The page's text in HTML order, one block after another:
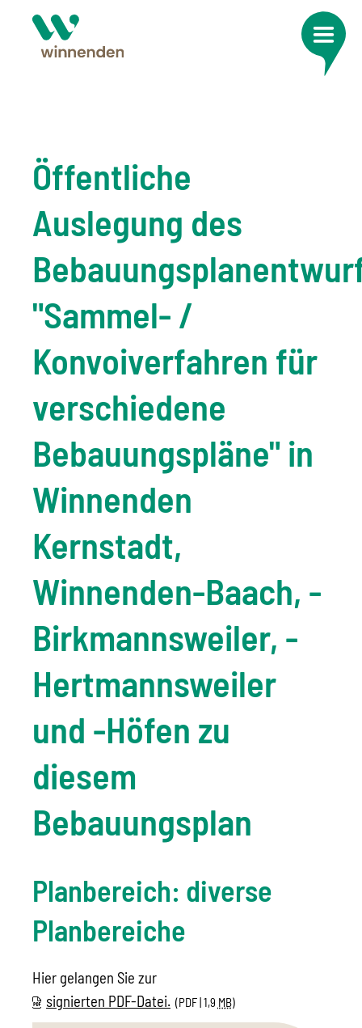
Öffentliche
Auslegung des
"Sammel- /
Konvoiverfahren für
verschiedene
Bebauungspläne" in
Winnenden
Kernstadt,
Winnenden-Baach, -
Birkmannsweiler, -
Hertmannsweiler
und -Höfen zu
diesem
Bebauungsplan
Planbereich: diverse
Planbereiche
Hier gelangen Sie zur
signierten PDF-Datei. (PDF | 1,9 MB)